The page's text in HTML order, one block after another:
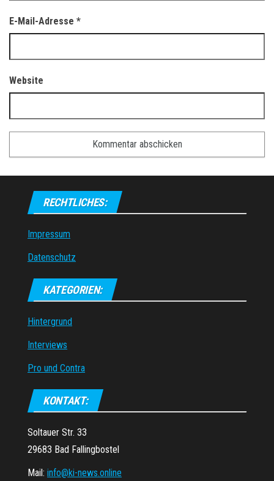
E-Mail-Adresse *
Website
RECHTLICHES:
Impressum
Datenschutz
KATEGORIEN:
Hintergrund
Interviews
Pro und Contra
KONTAKT:
Soltauer Str. 33
29683 Bad Fallingbostel
Mail: info@ki-news.online